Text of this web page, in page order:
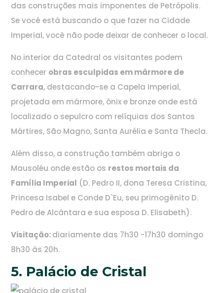
das construções mais imponentes de Petrópolis.
Se você está buscando o que fazer na Cidade
Imperial, você não pode deixar de conhecer o local.
No interior da Catedral os visitantes podem
conhecer obras esculpidas em mármore de
Carrara, destacando-se a Capela Imperial,
projetada em mármore, ônix e bronze onde está
localizado o sepulcro com relíquias dos Santos
Mártires, São Magno, Santa Aurélia e Santa Thecla.
Além disso, a construção também abriga o
Mausoléu onde estão os restos mortais da
Família Imperial (D. Pedro II, dona Teresa Cristina,
Princesa Isabel e Conde D`Eu, seu primogênito D.
Pedro de Alcântara e sua esposa D. Elisabeth).
Visitação:diariamente das 7h30 -17h30 domingo
8h30 às 20h.
5. Palácio de Cristal